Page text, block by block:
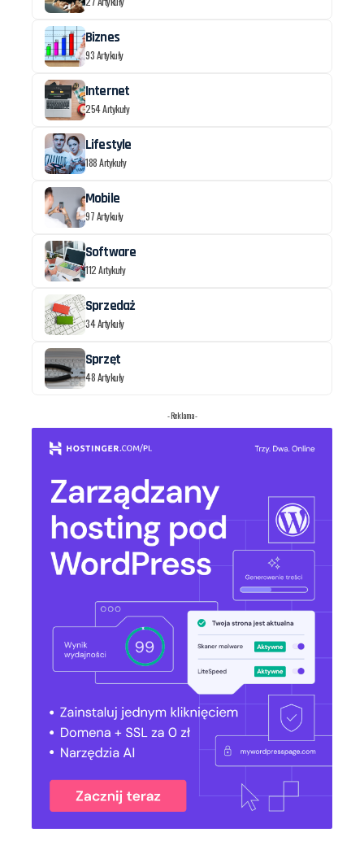
Biznes
93 Artykuły
Internet
254 Artykuły
Lifestyle
188 Artykuły
Mobile
97 Artykuły
Software
112 Artykuły
Sprzedaż
34 Artykuły
Sprzęt
48 Artykuły
- Reklama -